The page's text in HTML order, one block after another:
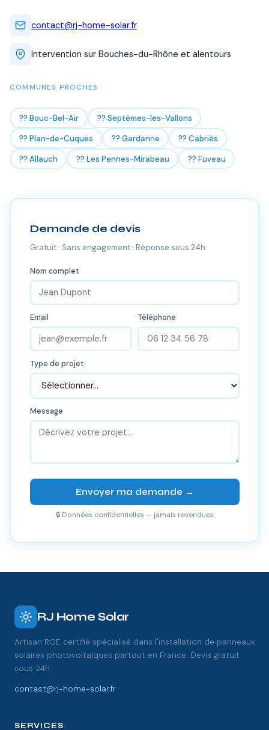
contact@rj-home-solar.fr
Intervention sur Bouches-du-Rhône et alentours
COMMUNES PROCHES
?? Bouc-Bel-Air
?? Septèmes-les-Vallons
?? Plan-de-Cuques
?? Gardanne
?? Cabriès
?? Allauch
?? Les Pennes-Mirabeau ?? Fuveau
Demande de devis
Gratuit · Sans engagement · Réponse sous 24h
Nom complet
Email Téléphone
Type de projet
Message
Envoyer ma demande →
🔒 Données confidentielles — jamais revendues
RJ Home Solar
Artisan RGE certifié spécialisé dans l'installation de panneaux
solaires photovoltaïques partout en France. Devis gratuit
sous 24h.
contact@rj-home-solar.fr
SERVICES